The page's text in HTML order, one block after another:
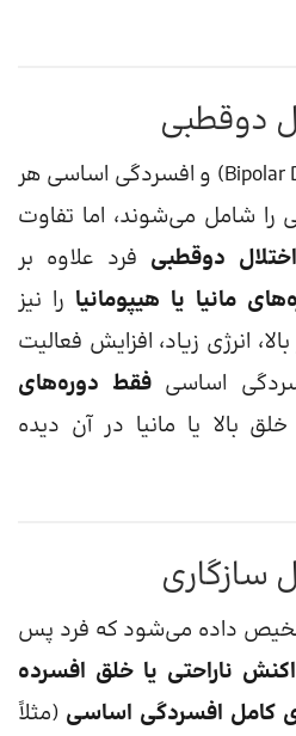
دوقطبی
(Bipolar Disorder) و افسردگی اساسی هر
را شامل می‌شوند، اما تفاوت
اختلال دوقطبی فرد علاوه بر
مانیا یا هیپومانیا را نیز
انرژی زیاد، افزایش فعالیت
اساسی فقط دوره‌های
بالا یا مانیا در آن دیده
سازگاری
داده می‌شود که فرد پس
ناراحتی یا خلق افسرده
کامل افسردگی اساسی (مثلاً